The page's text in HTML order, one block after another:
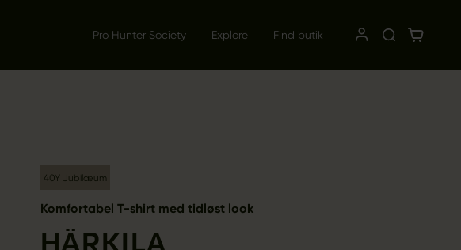
Pro Hunter Society Explore Find butik
40Y Jubilæum
Komfortabel T-shirt med tidløst look
HÄRKILA